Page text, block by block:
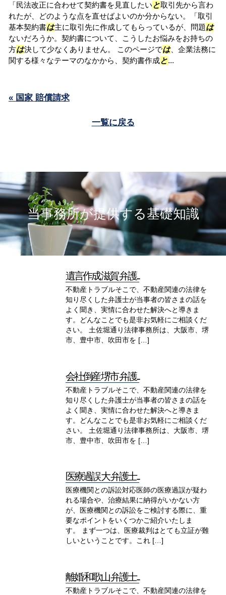
「民法改正に合わせて契約書を見直したい と取引先から言わ
れたが、どのような点を直せばよいのか分からない。「取引
基本契約書は主に取引先に作成してもらっているが、問題は
ないだろうか。契約書について、こうしたお悩みをお持ちの
方は決して少なくありません。 このページでは、企業法務に
関する様々なテーマのなかから、契約書作成と...
« 国家 賠償請求
一覧に戻る
当事務所が提供する基礎知識
遺言作成 滋賀 弁護...
不動産トラブルそこで、不動産関連の法律を
知り尽くした弁護士が当事者の皆さまの話を
よく聞き、実情に合わせた解決へと導きま
す。どんなことでも是非お気軽にご相談くだ
さい。 土佐堀通り法律事務所は、大阪市、堺
市、豊中市、吹田市を […]
会社倒産 堺市 弁護...
不動産トラブルそこで、不動産関連の法律を
知り尽くした弁護士が当事者の皆さまの話を
よく聞き、実情に合わせた解決へと導きま
す。どんなことでも是非お気軽にご相談くだ
さい。 土佐堀通り法律事務所は、大阪市、堺
市、豊中市、吹田市を […]
医療過誤 大 弁護士...
医療機関との訴訟対応医師の医療過誤が疑わ
れる場合や、治療結果に納得がいかない方
が、医療機関との訴訟をご検討する際に、重
要なポイントをいくつかご紹介いたしま
す。 まず一つは、医療裁判はとても立証が難
しいということです。これ […]
離婚 和歌山 弁護士...
不動産トラブルそこで、不動産関連の法律を